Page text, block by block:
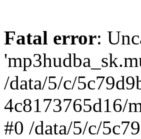
Fatal error:
/data/5/c/
4c8173765d16/
#0 /data/5/c/